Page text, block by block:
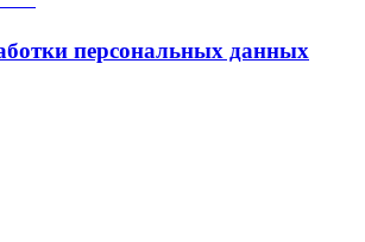
персональных данных